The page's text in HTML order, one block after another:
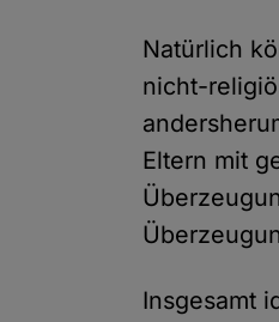
Natürlich
nicht-
Eltern mit
Insgesamt